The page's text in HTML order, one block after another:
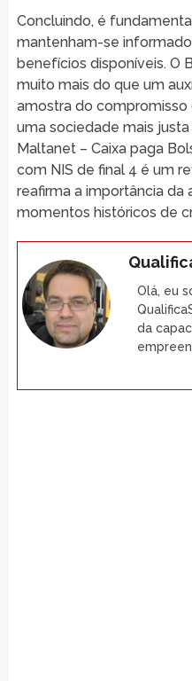
Concluindo, é
mantenham-se
benefícios disponíveis. O
muito mais do que um
amostra do compromisso
uma sociedade mais
Maltanet – Caixa paga
com NIS de final 4 é um
reafirma a importância da
momentos históricos de
Olá, eu
da